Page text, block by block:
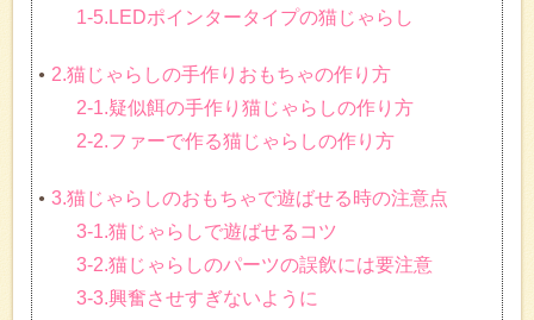
1-5.LEDポインタータイプの猫じゃらし
2.猫じゃらしの手作りおもちゃの作り方
2-1.疑似餌の手作り猫じゃらしの作り方
2-2.ファーで作る猫じゃらしの作り方
3.猫じゃらしのおもちゃで遊ばせる時の注意点
3-1.猫じゃらしで遊ばせるコツ
3-2.猫じゃらしのパーツの誤飲には要注意
3-3.興奮させすぎないように